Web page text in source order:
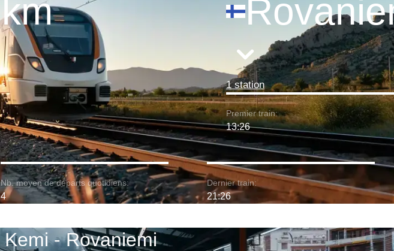
1 station
Premier train:
13:26
Nb. moyen de départs quotidiens:
4
Dernier train:
21:26
- Rovaniemi